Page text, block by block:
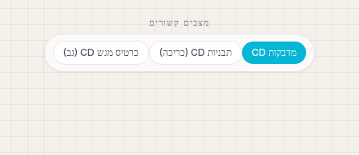
מצבים קשורים
מדבקות CD תבניות CD (כריכה) כרטיס מגש CD (גב)